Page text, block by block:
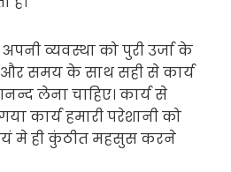
व्यवस्था को पुरी उर्जा के
और समय के साथ सही से कार्य
लेना चाहिए। कार्य से
कार्य हमारी परेशानी को
मे ही कुंठीत महसुस करने